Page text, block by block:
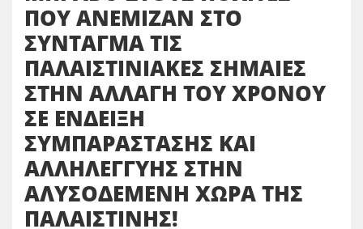
ΠΟΥ ΑΝΕΜΙΖΑΝ ΣΤΟ
ΣΥΝΤΑΓΜΑ ΤΙΣ
ΠΑΛΑΙΣΤΙΝΙΑΚΕΣ ΣΗΜΑΙΕΣ
ΣΤΗΝ ΑΛΛΑΓΗ ΤΟΥ ΧΡΟΝΟΥ
ΣΕ ΕΝΔΕΙΞΗ
ΣΥΜΠΑΡΑΣΤΑΣΗΣ ΚΑΙ
ΑΛΛΗΛΕΓΓΥΗΣ ΣΤΗΝ
ΑΛΥΣΟΔΕΜΕΝΗ ΧΩΡΑ ΤΗΣ
ΠΑΛΑΙΣΤΙΝΗΣ!